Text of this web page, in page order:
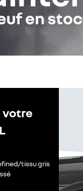
votre
tissu gris